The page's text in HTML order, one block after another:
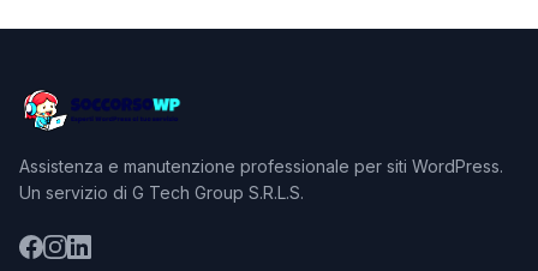
Assistenza e manutenzione professionale per siti WordPress.
Un servizio di G Tech Group S.R.L.S.